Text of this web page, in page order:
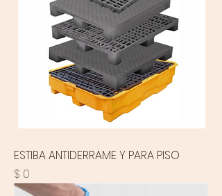
ESTIBA ANTIDERRAME Y PARA PISO
Precio
$ 0